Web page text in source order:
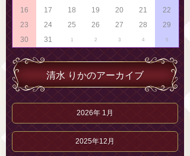
16
17 18 19 20 21
22
23
24 25 26 27 28
29
30
31 1 2 3 4 5
清水 りかのアーカイブ
2026年 1月
2025年12月